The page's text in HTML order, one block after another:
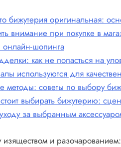
бижутерия оригинальная:
внимание при покупке в
шопинга
как не попасться на
используются для
методы: советы по выбору
выбирать бижутерию:
за выбранным
и